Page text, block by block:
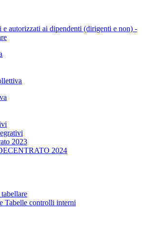
autorizzati ai dipendenti (dirigenti e non) -
2023
2024
Tabelle controlli interni